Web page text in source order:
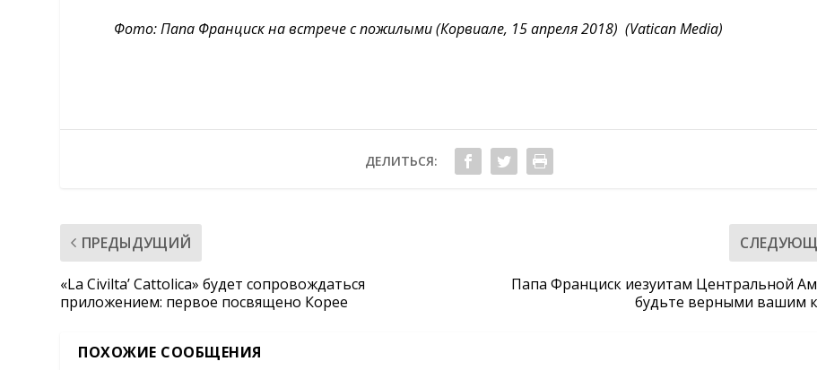
Фото:Папа Франциск на встрече с пожилыми (Корвиале, 15 апреля 2018) (Vatican Media)
ДЕЛИТЬСЯ:
ПРЕДЫДУЩИЙ
«La Civilta’ Cattolica» будет сопровождаться
приложением: первое посвящено Корее
Папа Франциск иезуитам Центральной
будьте верными вашим
ПОХОЖИЕ СООБЩЕНИЯ